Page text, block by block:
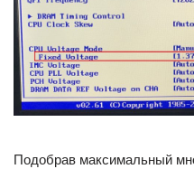
Подобрав максимальный